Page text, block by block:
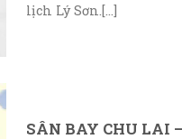
lịch Lý Sơn.[...]
SÂN BAY CHU LAI